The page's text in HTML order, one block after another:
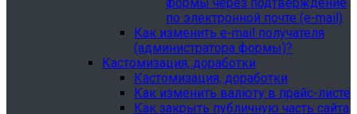
по электронной почте (e-mail)
Как изменить e-mail получателя
(администратора формы)?
Кастомизация, доработки
Кастомизация, доработки
Как изменить валюту в прайс-листе
Как закрыть публичную часть сайта